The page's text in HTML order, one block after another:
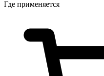
Где применяется